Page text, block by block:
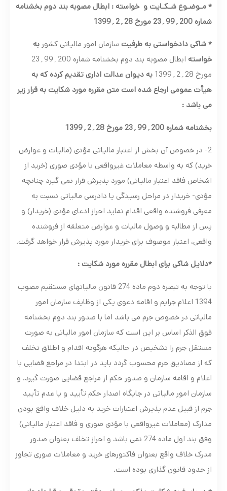
*مـوضـوع شـکـایت و خواسته : ابطال مصوبه بند دوم بخشنامه
شماره 200
؍99؍23 مورخ 28 ؍2؍1399
* شاکی دادخواستی به طرفیت سازمان امور مالیاتی کشور به
خواسته
ابطال مصوبه بند دوم بخشنامه شماره 200؍99؍23
مورخ 28؍2؍1399
به دیوان عدالت اداری تقدیم کرده که به
هیأت عمومی ارجاع شده است متن مقرره مورد شکایت به قرار زیر
می باشد :
بخشنامه شماره 200 ؍99؍23 مورخ 28 ؍2؍1399
2- در خصوص آن بخش از اعتبار مالیاتی مؤدی (مالیات و عوارض
خرید) که به واسطه معاملات غیرواقعی با مؤدی صوری (خرید از
اشخاص فاقد اعتبار مالیاتی) مورد پذیرش قرار نمی گیرد چنانچه
مؤدی- خریدار در مراحل رسیدگی یا دادرسی مالیاتی نسبت به
معرفی فروشنده واقعی اقدام نماید احراز ادعای مؤدی (خریدار) و
پس از مطالبه و وصول مالیات و عوارض متعلقه از فروشنده
واقعی، اعتبار موصوف برای خریدار مورد پذیرش قرار خواهد گرفت.
*دلایل شاکی برای ابطال مقرره مورد شکایت :
با توجه به تبصره دوم ماده 274 قانون مالیاتهای مستقیم مصوب
1394 اعلام جرایم و اقامه دعوی یکی از وظایف سازمان امور
مالیاتی در خصوص جرم می باشد اما با صدور بند دوم بخشنامه
فوق الذکر اساس بر این است که سازمان امور مالیاتی به صورت
مستقل جرم را تشخیص در حالیکه هرگونه اقدام و اطلاق تخلف
که از مصادیق جرم محسوب گردد باید در ابتدا در مراجع قضایی با
اعلام و اقامه سازمان و صدور حکم از مراجع قضایی صورت گیرد. و
سازمان امور مالیاتی در جایگاه اصدار حکم تأیید و یا عدم تأیید
جرم از قبیل عدم پذیرش اعتبارات خرید به دلیل خلاف واقع بودن
مدارک (معاملات غیرواقعی با مؤدی صوری و فاقد اعتبار مالیاتی)
وفق بند اول ماده 274 نمی باشد و احراز تخلف بعنوان صدور
مدرک خلاف واقع بعنوان فاکتورهای خرید و معاملات صوری تجاوز
از حدود قانون گذاری بوده است.